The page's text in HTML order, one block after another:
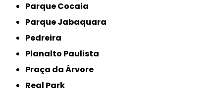
Parque Cocaia
Parque Jabaquara
Pedreira
Planalto Paulista
Praça da Árvore
Real Park